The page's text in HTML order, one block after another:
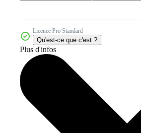
Licence Pro Standard
Qu'est-ce que c'est ?
Plus d'infos